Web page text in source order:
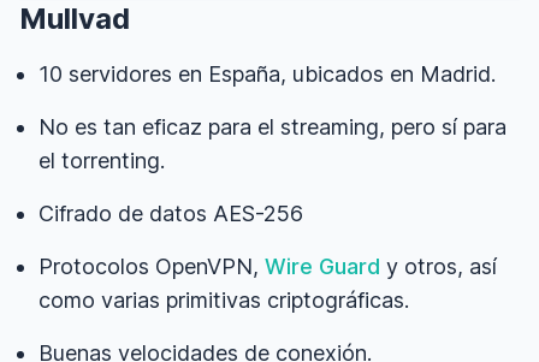
Mullvad
10 servidores en España, ubicados en Madrid.
No es tan eficaz para el streaming, pero sí para
el torrenting.
Cifrado de datos AES-256
Protocolos OpenVPN, Wire Guard y otros, así
como varias primitivas criptográficas.
Buenas velocidades de conexión.